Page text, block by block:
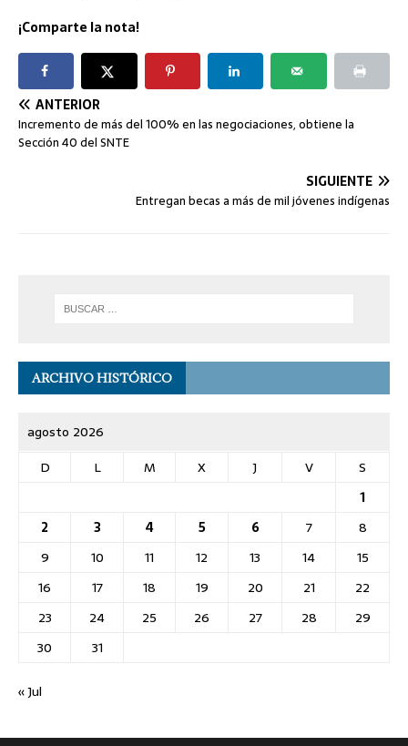
¡Comparte la nota!
ANTERIOR
Incremento de más del 100% en las negociaciones, obtiene la
Sección 40 del SNTE
SIGUIENTE
Entregan becas a más de mil jóvenes indígenas
ARCHIVO HISTÓRICO
agosto 2026
D
L M X J V
S
1
2
3 4 5 6 7
8
9
10 11 12 13 14
15
16
17 18 19 20 21
22
23
24 25 26 27 28
29
30
31
« Jul